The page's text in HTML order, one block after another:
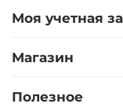
Диаметр:
Моя учетная
Магазин
Полезное